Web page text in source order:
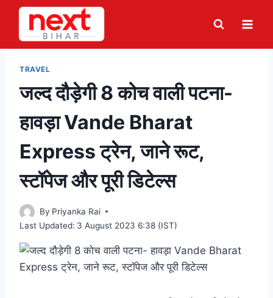
Skip
content
TRAVEL
जल्द दौड़ेगी 8 कोच वाली पटना-
हावड़ा Vande Bharat
Express ट्रेन, जाने रूट,
स्टॉपेज और पूरी डिटेल्स
By Priyanka Rai
Last Updated: 3 August 2023 6:38 (IST)